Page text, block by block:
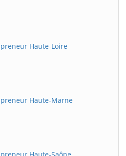
Haute-Loire
Haute-Marne